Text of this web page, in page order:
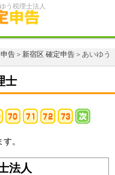
う税理士法人
告＞ 新宿区 確定申告＞あいゆう
士
。
法人